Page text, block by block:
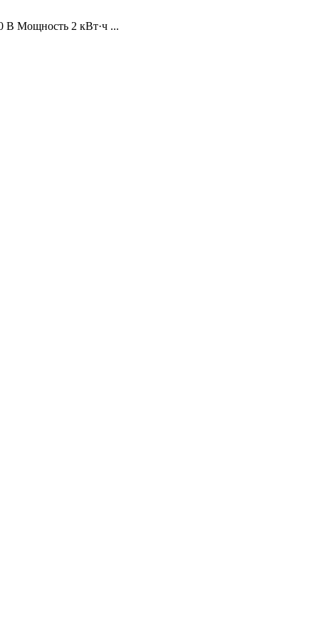
В Мощность 2 кВт·ч ...